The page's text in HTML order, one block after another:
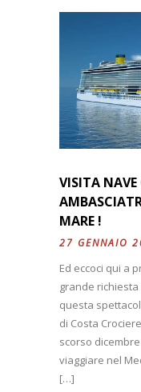
VISITA NAVE
MARE !
27 GENNAIO
Ed eccoci qui a
grande
questa
di Costa
scorso
viaggiare nel
[…]